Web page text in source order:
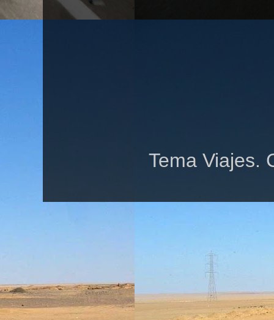
Tema Viajes.